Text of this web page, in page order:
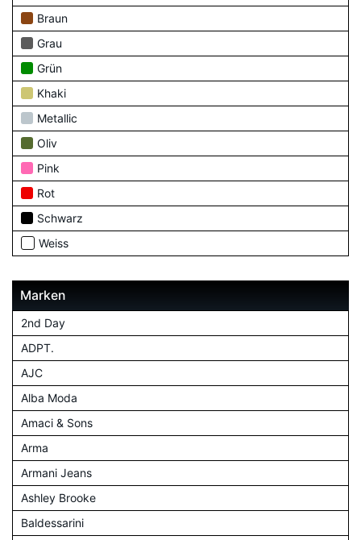
Braun
Grau
Grün
Khaki
Metallic
Oliv
Pink
Rot
Schwarz
Weiss
Marken
2nd Day
ADPT.
AJC
Alba Moda
Amaci & Sons
Arma
Armani Jeans
Ashley Brooke
Baldessarini